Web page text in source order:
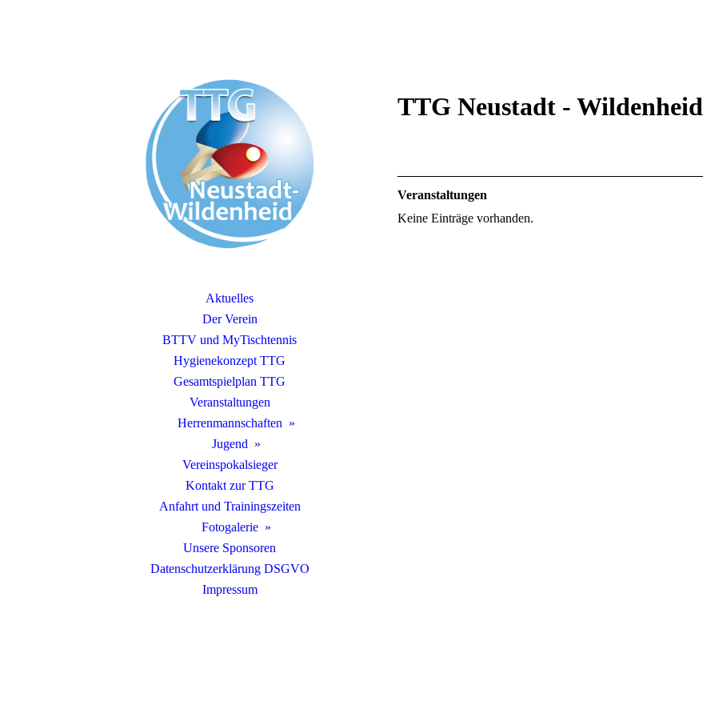
Aktuelles
Der Verein
BTTV und MyTischtennis
Hygienekonzept TTG
Gesamtspielplan TTG
Veranstaltungen
Herrenmannschaften
Jugend
Vereinspokalsieger
Kontakt zur TTG
Anfahrt und Trainingszeiten
Fotogalerie
Unsere Sponsoren
Datenschutzerklärung DSGVO
Impressum
TTG Neustadt - Wildenheid
Veranstaltungen
Keine Einträge vorhanden.